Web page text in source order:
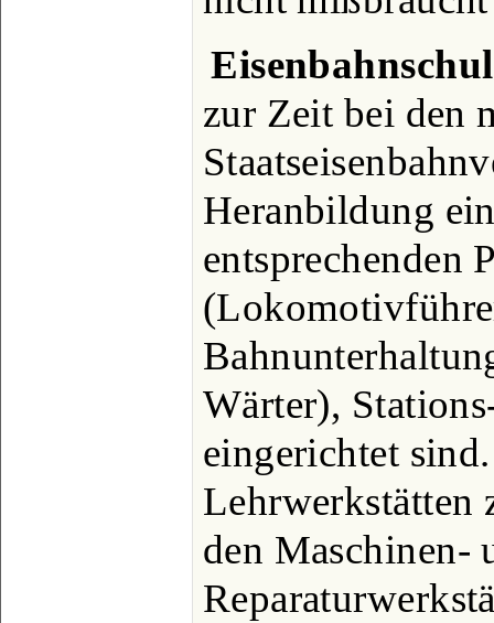
zur Zeit bei den
Heranbildung
entsprechenden
Wärter),
eingerichtet
Lehrwerkstätten
den Maschinen-